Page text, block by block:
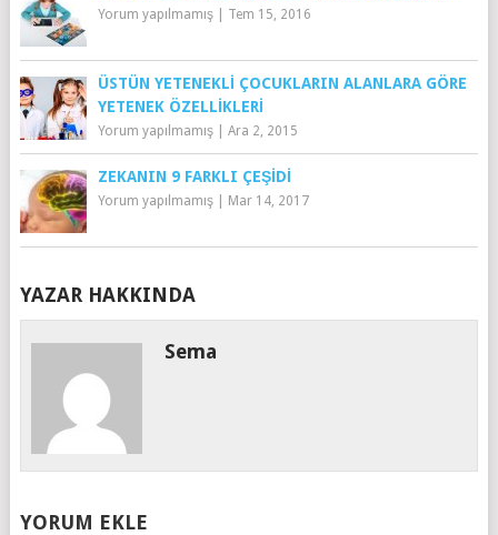
Yorum yapılmamış| Tem 15, 2016
ÜSTÜN YETENEKLI ÇOCUKLARIN ALANLARA GÖRE
YETENEK ÖZELLIKLERI
Yorum yapılmamış| Ara 2, 2015
ZEKANIN 9 FARKLI ÇEŞIDI
Yorum yapılmamış| Mar 14, 2017
YAZAR HAKKINDA
Sema
YORUM EKLE